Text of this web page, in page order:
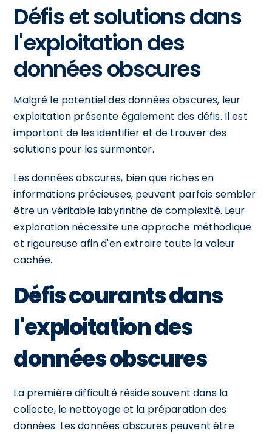
Défis et solutions dans
l'exploitation des
données obscures
Malgré le potentiel des données obscures, leur
exploitation présente également des défis. Il est
important de les identifier et de trouver des
solutions pour les surmonter.
Les données obscures, bien que riches en
informations précieuses, peuvent parfois sembler
être un véritable labyrinthe de complexité. Leur
exploration nécessite une approche méthodique
et rigoureuse afin d'en extraire toute la valeur
cachée.
Défis courants dans
l'exploitation des
données obscures
La première difficulté réside souvent dans la
collecte, le nettoyage et la préparation des
données. Les données obscures peuvent être